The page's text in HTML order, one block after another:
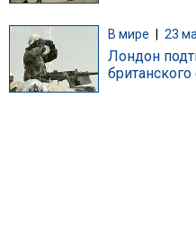
В мире 23
Лондон